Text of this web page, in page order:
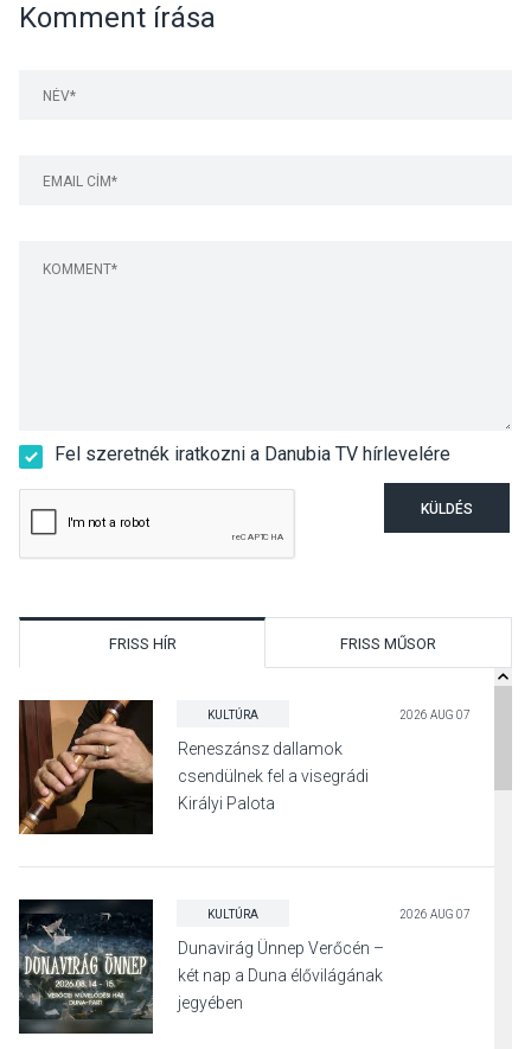
Komment írása
Fel szeretnék iratkozni a Danubia TV hírlevelére
KÜLDÉS
FRISS HÍR FRISS MŰSOR
KULTÚRA 2026 AUG 07
Reneszánsz dallamok
csendülnek fel a visegrádi
Királyi Palota
KULTÚRA 2026 AUG 07
Dunavirág Ünnep Verőcén –
két nap a Duna élővilágának
jegyében